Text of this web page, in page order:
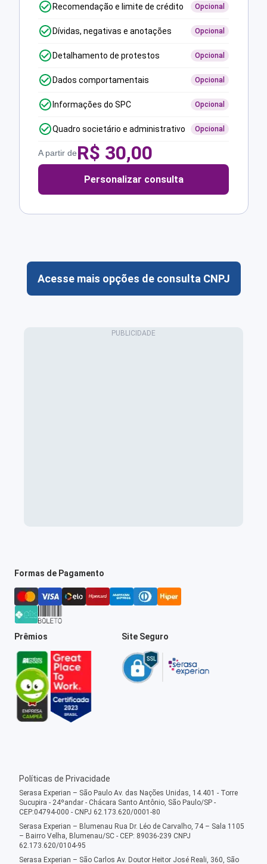
Recomendação e limite de crédito Opcional
Dívidas, negativas e anotações Opcional
Detalhamento de protestos Opcional
Dados comportamentais Opcional
Informações do SPC Opcional
Quadro societário e administrativo Opcional
A partir deR$ 30,00
Personalizar consulta
Acesse mais opções de consulta CNPJ
Formas de Pagamento
Prêmios Site Seguro
Políticas de Privacidade
Serasa Experian – São Paulo Av. das Nações Unidas, 14.401 - Torre
Sucupira - 24ºandar - Chácara Santo Antônio, São Paulo/SP -
CEP:04794-000 - CNPJ 62.173.620/0001-80
Serasa Experian – Blumenau Rua Dr. Léo de Carvalho, 74 – Sala 1105
– Bairro Velha, Blumenau/SC - CEP: 89036-239 CNPJ
62.173.620/0104-95
Serasa Experian – São Carlos Av. Doutor Heitor José Reali, 360, São